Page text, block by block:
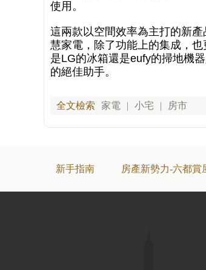
使用。
這兩款以空間效率為主打的新
慧家電，除了功能上的集成，
是LG的冰箱還是eufy的掃地機
的絕佳助手。
全文檢索 家電 | 小宅 | 房市
新手指南 房產新勢力-六都賞